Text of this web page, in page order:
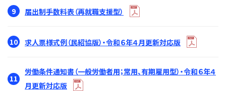
9 届出制手数料表（再就職支援型）
10 求人票様式例（民紹協版）・令和６年４月更新対応版
11
労働条件通知書（一般労働者用；常用、有期雇用型）・令和６年４
月更新対応版